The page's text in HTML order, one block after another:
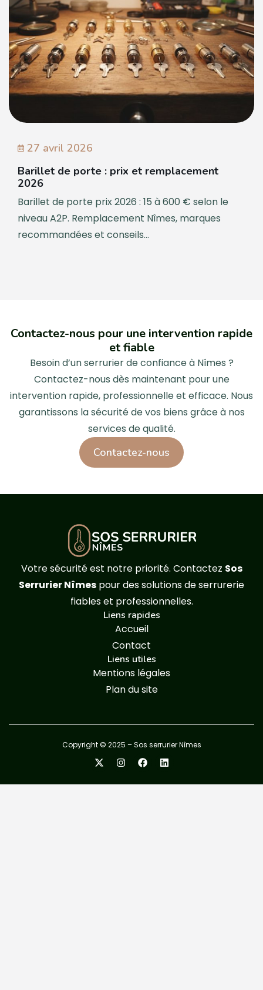
27 avril 2026
Barillet de porte : prix et remplacement
2026
Barillet de porte prix 2026 : 15 à 600 € selon le
niveau A2P. Remplacement Nîmes, marques
recommandées et conseils...
Contactez-nous pour une intervention rapide
et fiable
Besoin d’un serrurier de confiance à Nîmes ?
Contactez-nous dès maintenant pour une
intervention rapide, professionnelle et efficace. Nous
garantissons la sécurité de vos biens grâce à nos
services de qualité.
Contactez-nous
Votre sécurité est notre priorité. Contactez Sos
Serrurier Nîmes pour des solutions de serrurerie
fiables et professionnelles.
Liens rapides
Accueil
Contact
Liens utiles
Mentions légales
Plan du site
Copyright © 2025 – Sos serrurier Nîmes
X-
twitter
Instagram
FacebookLinkedin